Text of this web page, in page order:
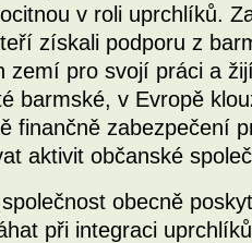
v roli uprchlíků.
získali podporu z
zemí pro svojí práci a
barmské, v Evropě
finančně zabezpečení
aktivit občanské
obecně
při integraci